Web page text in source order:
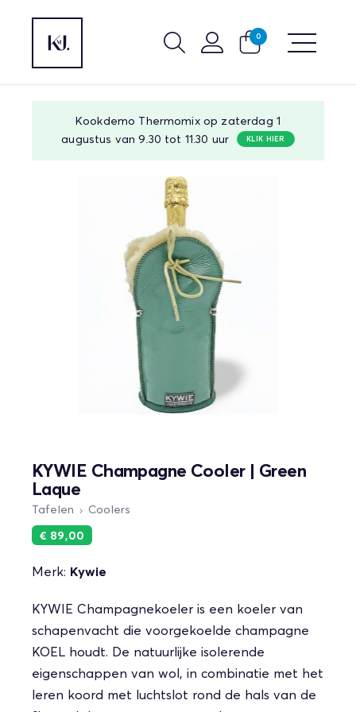
0
Kookdemo Thermomix op zaterdag 1
augustus van 9.30 tot 11.30 uur
KLIK HIER
KYWIE Champagne Cooler | Green
Laque
Tafelen Coolers
€ 89,00
Merk: Kywie
KYWIE Champagnekoeler is een koeler van
schapenvacht die voorgekoelde champagne
KOEL houdt. De natuurlijke isolerende
eigenschappen van wol, in combinatie met het
leren koord met luchtslot rond de hals van de